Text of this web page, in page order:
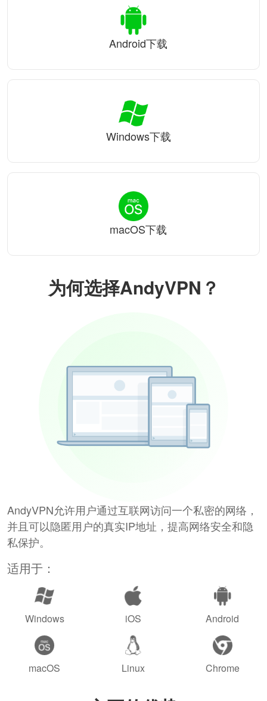
为何选择AndyVPN？
AndyVPN允许用户通过互联网访问一个私密的网络，
并且可以隐匿用户的真实IP地址，提高网络安全和隐
私保护。
适用于：
Windows iOS Android
macOS Linux Chrome
Android下载
Windows下载
macOS下载